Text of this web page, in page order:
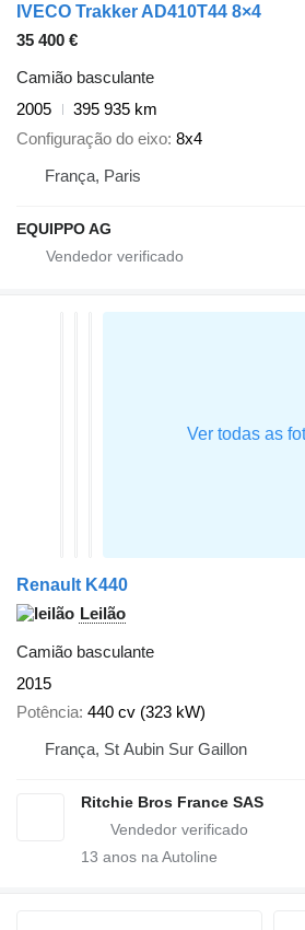
IVECO Trakker AD410T44 8×4
35 400 €
Camião basculante
2005
395 935 km
Configuração do eixo 8x4
França, Paris
EQUIPPO AG
Renault K440
Leilão
Camião basculante
2015
Potência 440 cv (323 kW)
França, St Aubin Sur Gaillon
Ritchie Bros France SAS
13 anos na Autoline